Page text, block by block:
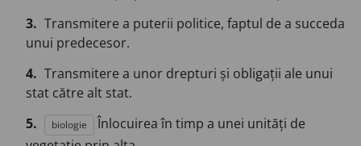
3. Transmitere a puterii politice, faptul de a succeda
unui predecesor.
4. Transmitere a unor drepturi și obligații ale unui
stat către alt stat.
5.
biologie
Înlocuirea în timp a unei unități de